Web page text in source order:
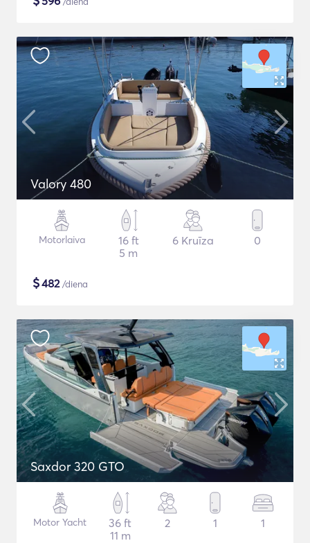
Valory 480
Motorlaiva
16 ft
5 m
6 Kruīza 0
$482/diena
Saxdor 320 GTO
Motor Yacht
36 ft
11 m
2 1 1